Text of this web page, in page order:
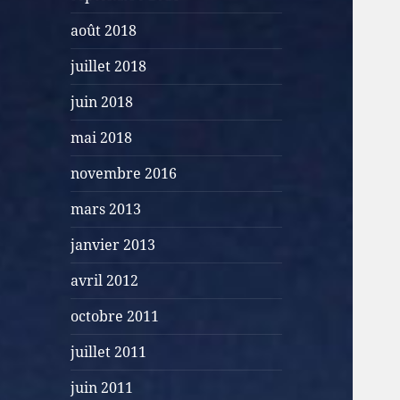
août 2018
juillet 2018
juin 2018
mai 2018
novembre 2016
mars 2013
janvier 2013
avril 2012
octobre 2011
juillet 2011
juin 2011